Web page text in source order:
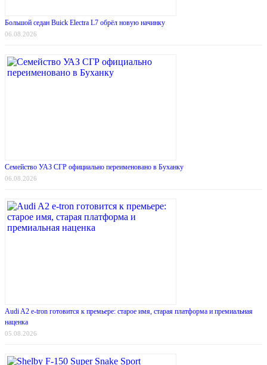
Большой седан Buick Electra L7 обрёл новую начинку
06.08.2026
Семейство УАЗ СГР официально переименовано в Буханку
06.08.2026
Audi A2 e-tron готовится к премьере: старое имя, старая платформа и премиальная
наценка
05.08.2026